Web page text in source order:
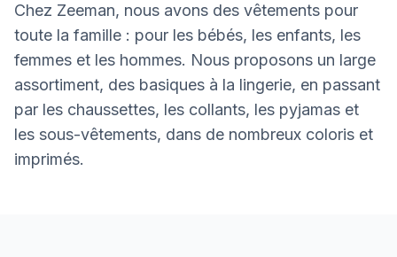
Chez Zeeman, nous avons des vêtements pour
toute la famille : pour les bébés, les enfants, les
femmes et les hommes. Nous proposons un large
assortiment, des basiques à la lingerie, en passant
par les chaussettes, les collants, les pyjamas et
les sous-vêtements, dans de nombreux coloris et
imprimés.